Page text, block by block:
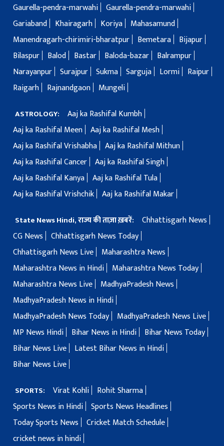
Gaurella-pendra-marwahi Gaurella-pendra-marwahi
Gariaband
Khairagarh Koriya
Mahasamund
Manendragarh-chirimiri-bharatpur
Bemetara
Bijapur
Bilaspur
Balod Bastar Baloda-bazar
Balrampur
Narayanpur Surajpur Sukma Sarguja Lormi
Raipur
Raigarh
Rajnandgaon Mungeli
ASTROLOGY:
Aaj ka Rashifal Kumbh
Aaj ka Rashifal Meen Aaj ka Rashifal Mesh
Aaj ka Rashifal Vrishabha Aaj ka Rashifal Mithun
Aaj ka Rashifal Cancer Aaj ka Rashifal Singh
Aaj ka Rashifal Kanya Aaj ka Rashifal Tula
Aaj ka Rashifal Vrishchik Aaj ka Rashifal Makar
State News Hindi, राज्य की ताज़ा ख़बरें:
Chhattisgarh News
CG News
Chhattisgarh News Today
Chhattisgarh News Live
Maharashtra News
Maharashtra News in Hindi
Maharashtra News Today
Maharashtra News Live
MadhyaPradesh News
MadhyaPradesh News in Hindi
MadhyaPradesh News Today
MadhyaPradesh News Live
MP News Hindi
Bihar News in Hindi
Bihar News Today
Bihar News Live
Latest Bihar News in Hindi
Bihar News Live
SPORTS: Virat Kohli
Rohit Sharma
Sports News in Hindi Sports News Headlines
Today Sports News
Cricket Match Schedule
cricket news in hindi